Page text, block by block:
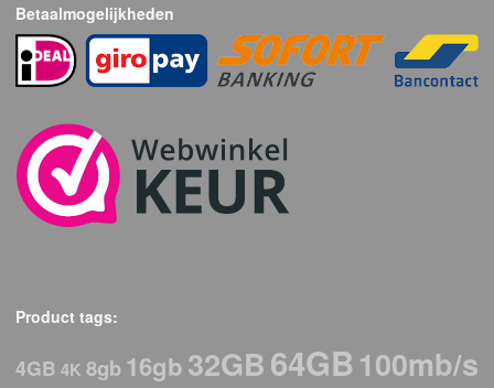
Betaalmogelijkheden
Product tags:
4GB 4K 8gb16gb32GB64GB100mb/s